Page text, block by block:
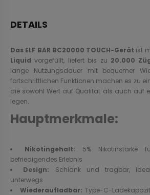
DETAILS
Das ELF BAR BC20000 TOUCH-Gerät ist
Liquid vorgefüllt, liefert bis zu 20.000
lange Nutzungsdauer mit bequemer
fortschrittlichen Funktionen machen es zu
die sowohl Wert auf Qualität als auch auf
legen.
Hauptmerkmale:
Nikotingehalt: 5% Nikotinstärke
befriedigendes Erlebnis
Design: Schlank und tragbar,
unterwegs
Wiederaufladbar: Type-C-